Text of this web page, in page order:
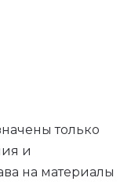
только
и
на материалы